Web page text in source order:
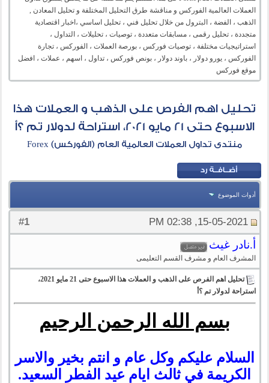
العملات العالمية الفوركس و مناقشة طرق التحليل المختلفة و تحليل المعادن ,
الذهب ، الفضة ، البترول من خلال تحليل فني ، تحليل اساسي ،اخبار اقتصادية
متجددة ، تحليل رقمى ، مسابقات متعددة ، توصيات ، تحليلات ، التداول ،
استراتيجيات مختلفة ، توصيات فوركس ، بورصة العملات ، الفوركس ، تجارة
الفوركس ، يورو دولار ، باوند دولار ، بونص فوركس ، تداول ، اسهم ، عملات ، افضل
موقع فوركس
تحليل اهم الفرص على الذهب و العملات هذا
الاسبوع حتى 21 مايو 2021، استراحة لدولار تم ؟أ
منتدى تداول العملات العالمية العام (الفوركس) Forex
أدوات الموضوع
#
1 15-05-2021, 02:38 PM
أ.نادر غيث
المشرف العام و مشرف القسم التعليمى
تحليل اهم الفرص على الذهب و العملات هذا الاسبوع حتى 21 مايو 2021،
استراحة لدولار تم ؟أ
بسم الله الرحمن الرحيم
السلام عليكم وكل عام و انتم بخير والاسر
الكريمة في ثالث ايام عيد الفطر السعيد.